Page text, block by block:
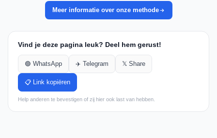
Meer informatie over onze methode
Vind je deze pagina leuk? Deel hem gerust!
🟢 WhatsApp ✈️ Telegram 𝕏 Share
📋 Link kopiëren
Help anderen te bevestigen of zij hier ook last van hebben.